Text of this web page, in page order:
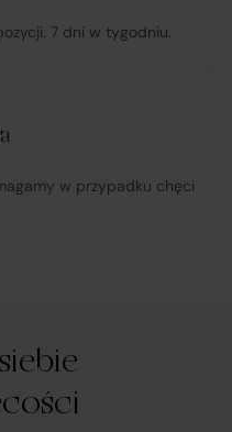
7 dni w tygodniu.
w przypadku chęci